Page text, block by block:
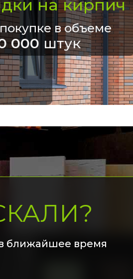
на кирпич
в объеме
000 штук
ближайшее время